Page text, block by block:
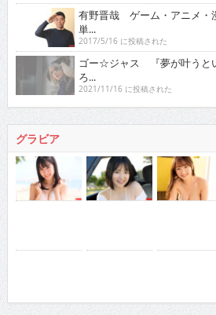
有野晋哉 ゲーム・アニメ・
単...
2017/5/16 に投稿された
ゴー☆ジャス 『夢が叶うと
ろ...
2021/11/16 に投稿された
グラビア